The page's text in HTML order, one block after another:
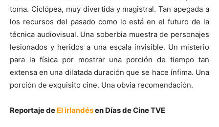
toma. Ciclópea, muy divertida y magistral. Tan apegada a
los recursos del pasado como lo está en el futuro de la
técnica audiovisual. Una soberbia muestra de personajes
lesionados y heridos a una escala invisible. Un misterio
para la física por mostrar una porción de tiempo tan
extensa en una dilatada duración que se hace ínfima. Una
porción de exquisito cine. Una obvia recomendación.
Reportaje de El irlandésen Días de Cine TVE